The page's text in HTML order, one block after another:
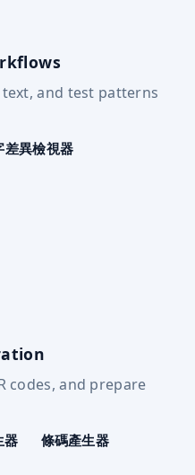
and test patterns
差異檢視器
codes, and prepare
器
條碼產生器